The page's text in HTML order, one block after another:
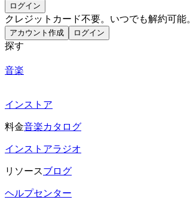
ログイン
クレジットカード不要。いつでも解約可能。
アカウント作成 ログイン
探す
音楽
インストア
料金音楽カタログ
インストアラジオ
リソースブログ
ヘルプセンター